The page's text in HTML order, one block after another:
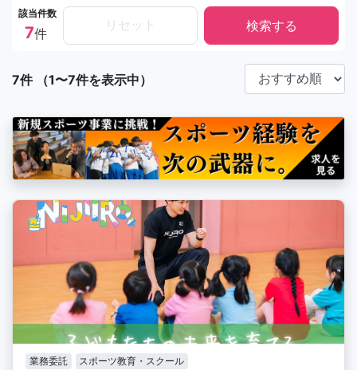
該当件数
7件
リセット
7件 （1〜7件を表示中）
業務委託 スポーツ教育・スクール